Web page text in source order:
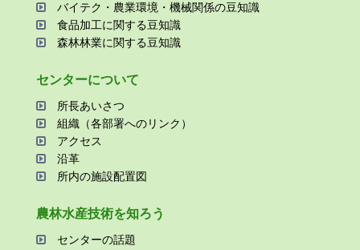
バイテク・農業環境・機械関係の⾖知識
⾷品加⼯に関する⾖知識
森林林業に関する⾖知識
センターについて
所⻑あいさつ
組織（各部署へのリンク）
アクセス
沿⾰
所内の施設配置図
農林⽔産技術を知ろう
センターの話題